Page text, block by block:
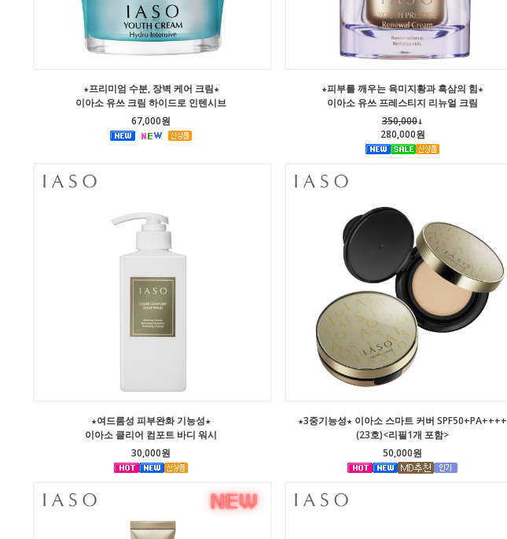
★프리미엄 수분, 장벽 케어 크림★
이아소 유쓰 크림 하이드로 인텐시브
67,000원
★피부를 깨우는 육미지황과 흑삼의 힘★
이아소 유쓰 프레스티지 리뉴얼 크림
350,000↓
280,000원
★여드름성 피부완화 기능성★
이아소 클리어 컴포트 바디 워시
30,000원
★3중기능성★ 이아소 스마트 커버 SPF50+PA++++
(23호)<리필1개 포함>
50,000원